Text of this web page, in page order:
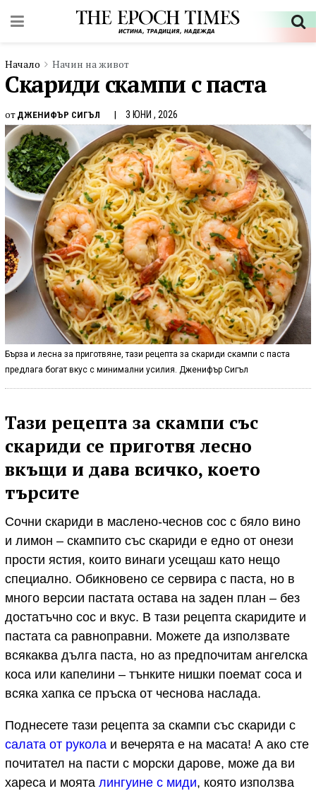
Начало Начин на живот
Скариди скампи с паста
от ДЖЕНИФЪР СИГЪЛ 3 ЮНИ , 2026
Бърза и лесна за приготвяне, тази рецепта за скариди скампи с паста
предлага богат вкус с минимални усилия. Дженифър Сигъл
Тази рецепта за скампи със
скариди се приготвя лесно
вкъщи и дава всичко, което
търсите
Сочни скариди в маслено-чеснов сос с бяло вино
и лимон – скампито със скариди е едно от онези
прости ястия, които винаги усещаш като нещо
специално. Обикновено се сервира с паста, но в
много версии пастата остава на заден план – без
достатъчно сос и вкус. В тази рецепта скаридите и
пастата са равноправни. Можете да използвате
всякаква дълга паста, но аз предпочитам ангелска
коса или капелини – тънките нишки поемат соса и
всяка хапка се пръска от чеснова наслада.
Поднесете тази рецепта за скампи със скариди с
салата от рукола и вечерята е на масата! А ако сте
почитател на пасти с морски дарове, може да ви
хареса и моята лингуине с миди, която използва